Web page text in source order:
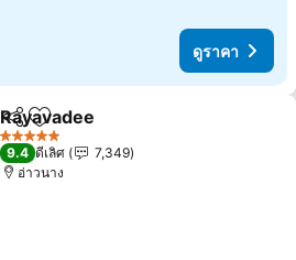
ดูราคา
แชร์ เพิ่มในรายการโปรด
Rayavadee
5 ดาว
9.4 ดีเลิศ
7,349
อ่าวนาง